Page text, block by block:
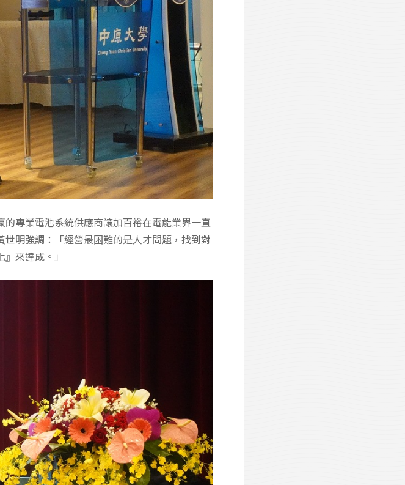
專業電池系統供應商讓加百裕在電能業界一直
明強調：「經營最困難的是人才問題，找到對
來達成。」